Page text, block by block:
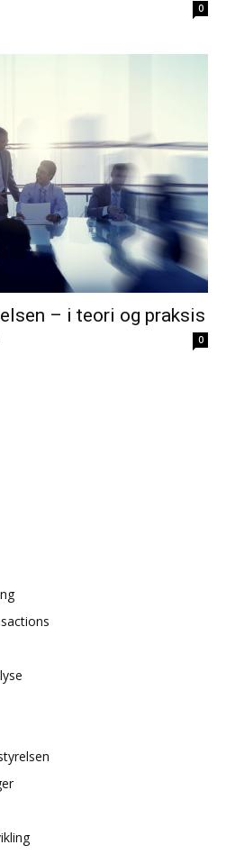
0
– i teori og praksis
0